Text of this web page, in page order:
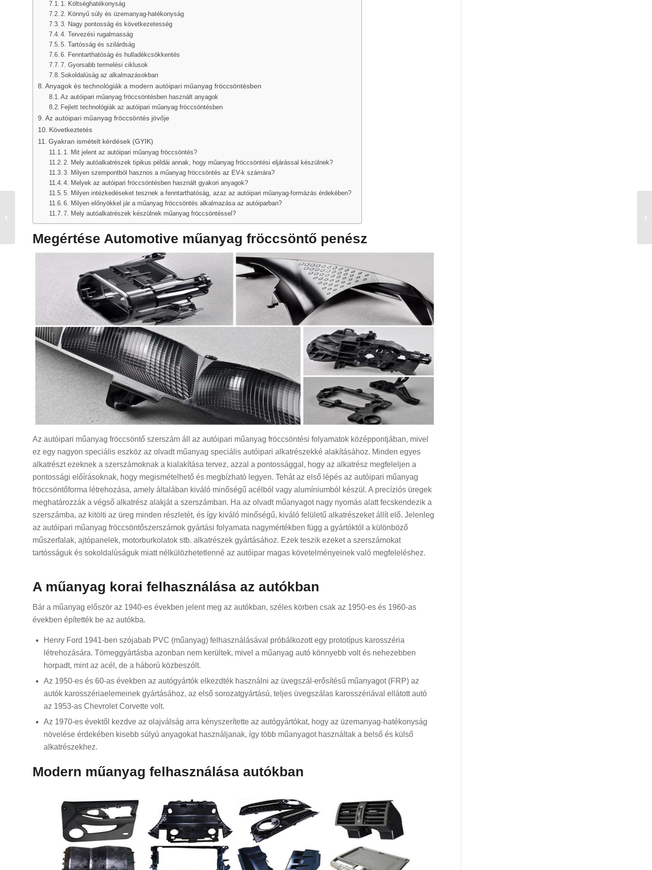
1. Költséghatékonyság
2. Könnyű súly és üzemanyag-hatékonyság
3. Nagy pontosság és következetesség
4. Tervezési rugalmasság
5. Tartósság és szilárdság
6. Fenntarthatóság és hulladékcsökkentés
7. Gyorsabb termelési ciklusok
Sokoldalúság az alkalmazásokban
Anyagok és technológiák a modern autóipari műanyag fröccsöntésben
Az autóipari műanyag fröccsöntésben használt anyagok
Fejlett technológiák az autóipari műanyag fröccsöntésben
Az autóipari műanyag fröccsöntés jövője
Következtetés
Gyakran ismételt kérdések (GYIK)
1. Mit jelent az autóipari műanyag fröccsöntés?
2. Mely autóalkatrészek tipikus példái annak, hogy műanyag fröccsöntési eljárással készülnek?
3. Milyen szempontból hasznos a műanyag fröccsöntés az EV-k számára?
4. Melyek az autóipari fröccsöntésben használt gyakori anyagok?
5. Milyen intézkedéseket tesznek a fenntarthatóság, azaz az autóipari műanyag-formázás érdekében?
6. Milyen előnyökkel jár a műanyag fröccsöntés alkalmazása az autóiparban?
7. Mely autóalkatrészek készülnek műanyag fröccsöntéssel?
Megértése Automotive műanyag fröccsöntő penész
Az autóipari műanyag fröccsöntő szerszám áll az autóipari műanyag fröccsöntési folyamatok középpontjában, mivel
ez egy nagyon speciális eszköz az olvadt műanyag speciális autóipari alkatrészekké alakításához. Minden egyes
alkatrészt ezeknek a szerszámoknak a kialakítása tervez, azzal a pontossággal, hogy az alkatrész megfeleljen a
pontossági előírásoknak, hogy megismételhető és megbízható legyen. Tehát az első lépés az autóipari műanyag
fröccsöntőforma létrehozása, amely általában kiváló minőségű acélból vagy alumíniumból készül. A precíziós üregek
meghatározzák a végső alkatrész alakját a szerszámban. Ha az olvadt műanyagot nagy nyomás alatt fecskendezik a
szerszámba, az kitölti az üreg minden részletét, és így kiváló minőségű, kiváló felületű alkatrészeket állít elő. Jelenleg
az autóipari műanyag fröccsöntőszerszámok gyártási folyamata nagymértékben függ a gyártóktól a különböző
műszerfalak, ajtópanelek, motorburkolatok stb. alkatrészek gyártásához. Ezek teszik ezeket a szerszámokat
tartósságuk és sokoldalúságuk miatt nélkülözhetetlenné az autóipar magas követelményeinek való megfeleléshez.
A műanyag korai felhasználása az autókban
Bár a műanyag először az 1940-es években jelent meg az autókban, széles körben csak az 1950-es és 1960-as
években építették be az autókba.
Henry Ford 1941-ben szójabab PVC (műanyag) felhasználásával próbálkozott egy prototípus karosszéria
létrehozására. Tömeggyártásba azonban nem kerültek, mivel a műanyag autó könnyebb volt és nehezebben
horpadt, mint az acél, de a háború közbeszólt.
Az 1950-es és 60-as években az autógyártók elkezdték használni az üvegszál-erősítésű műanyagot (FRP) az
autók karosszériaelemeinek gyártásához, az első sorozatgyártású, teljes üvegszálas karosszériával ellátott autó
az 1953-as Chevrolet Corvette volt.
Az 1970-es évektől kezdve az olajválság arra kényszerítette az autógyártókat, hogy az üzemanyag-hatékonyság
növelése érdekében kisebb súlyú anyagokat használjanak, így több műanyagot használtak a belső és külső
alkatrészekhez.
Modern műanyag felhasználása autókban
Teljes útmutató az
alumínium fröccsöntő
szerszámokhoz és azok
költséghatékonyságához